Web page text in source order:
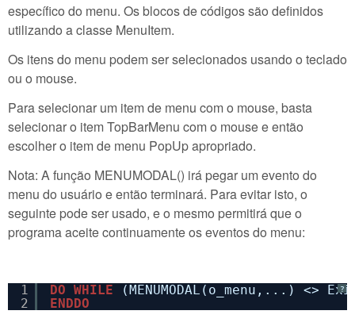
específico do menu. Os blocos de códigos são definidos
utilizando a classe MenuItem.
Os itens do menu podem ser selecionados usando o teclado
ou o mouse.
Para selecionar um item de menu com o mouse, basta
selecionar o item TopBarMenu com o mouse e então
escolher o item de menu PopUp apropriado.
Nota: A função MENUMODAL() irá pegar um evento do
menu do usuário e então terminará. Para evitar isto, o
seguinte pode ser usado, e o mesmo permitirá que o
programa aceite continuamente os eventos do menu:
?
1
2
DO WHILE
(MENUMODAL(o_menu,...) <>
ENDDO